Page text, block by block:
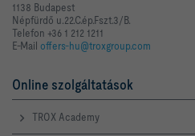
1138 Budapest
Népfürdő u.22.C.ép.Fszt.3/B.
Telefon +36 1 212 1211
E-Mail offers-hu@troxgroup.com
Online szolgáltatások
TROX Academy